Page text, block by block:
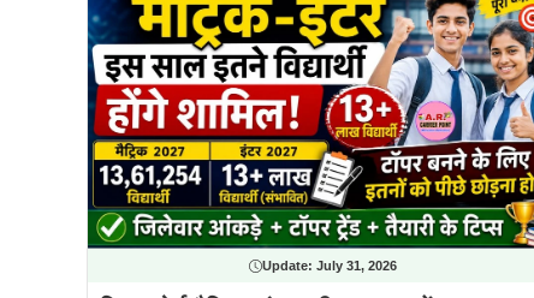
Update: July 31, 2026